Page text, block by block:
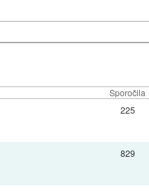
Sporočila
225
829